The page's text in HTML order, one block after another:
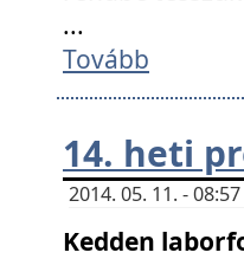
...
Tovább
14. heti
2014. 05. 11. -
Kedden